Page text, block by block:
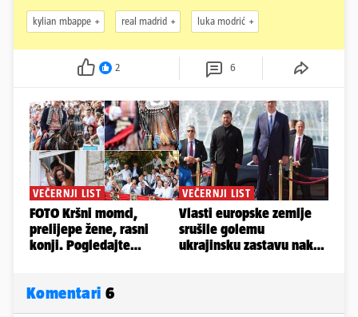
kylian mbappe real madrid luka modrić
2 6
Komentari 6